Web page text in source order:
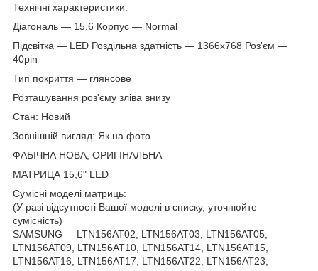
Технічні характеристики:
Діагональ — 15.6 Корпус — Normal
Підсвітка — LED Роздільна здатність — 1366х768 Роз'єм —
40pin
Тип покриття — глянсове
Розташування роз'єму зліва внизу
Стан: Новий
Зовнішній вигляд: Як на фото
ФАБІЧНА НОВА, ОРИГІНАЛЬНА
МАТРИЦА 15,6" LED
Сумісні моделі матриць:
(У разі відсутності Вашої моделі в списку, уточнюйте
сумісність)
SAMSUNG LTN156AT02, LTN156AT03, LTN156AT05,
LTN156AT09, LTN156AT10, LTN156AT14, LTN156AT15,
LTN156AT16, LTN156AT17, LTN156AT22, LTN156AT23,